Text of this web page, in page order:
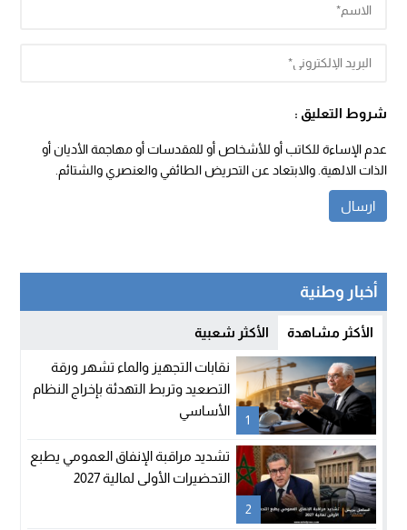
شروط التعليق :
عدم الإساءة للكاتب أو للأشخاص أو للمقدسات أو مهاجمة الأديان أو
الذات الالهية. والابتعاد عن التحريض الطائفي والعنصري والشتائم.
أخبار وطنية
الأكثر مشاهدة الأكثر شعبية
1
نقابات التجهيز والماء تشهر ورقة
التصعيد وتربط التهدئة بإخراج النظام
الأساسي
2
تشديد مراقبة الإنفاق العمومي يطبع
التحضيرات الأولى لمالية 2027